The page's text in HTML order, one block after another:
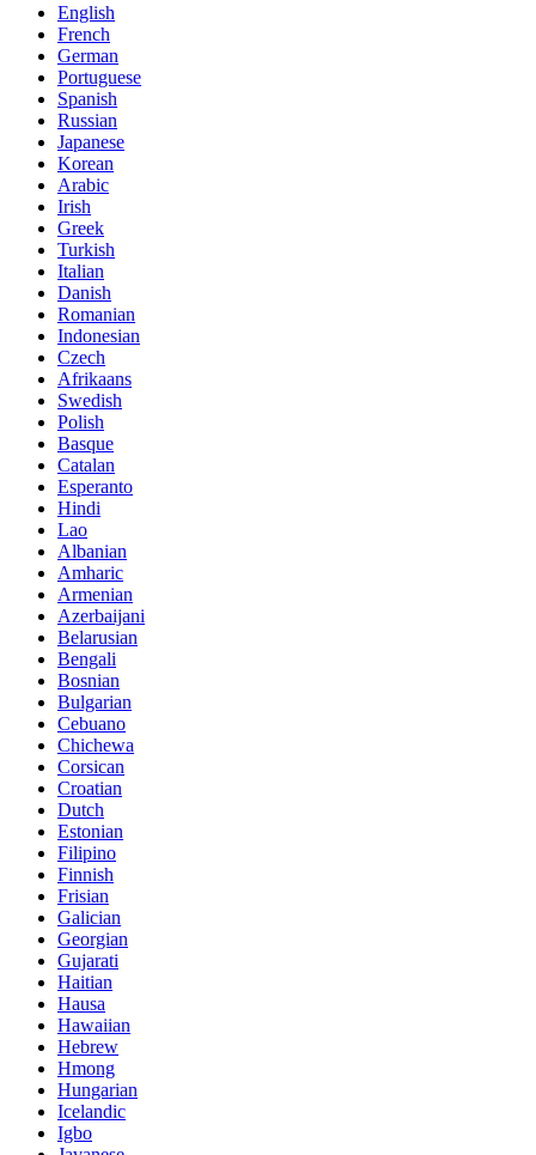
English
French
German
Portuguese
Spanish
Russian
Japanese
Korean
Arabic
Irish
Greek
Turkish
Italian
Danish
Romanian
Indonesian
Czech
Afrikaans
Swedish
Polish
Basque
Catalan
Esperanto
Hindi
Lao
Albanian
Amharic
Armenian
Azerbaijani
Belarusian
Bengali
Bosnian
Bulgarian
Cebuano
Chichewa
Corsican
Croatian
Dutch
Estonian
Filipino
Finnish
Frisian
Galician
Georgian
Gujarati
Haitian
Hausa
Hawaiian
Hebrew
Hmong
Hungarian
Icelandic
Igbo